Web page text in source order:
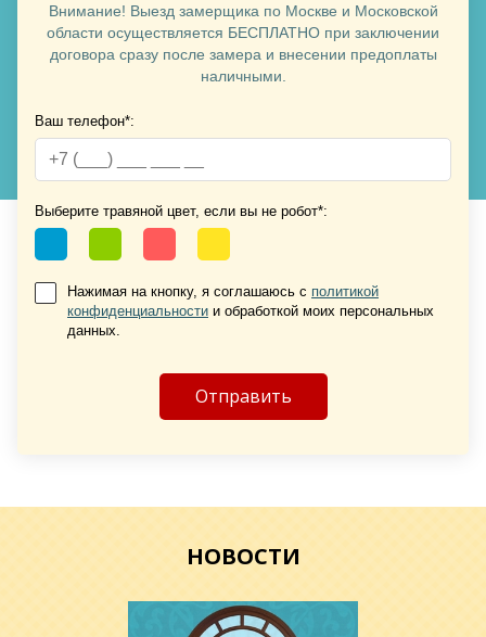
Хочу такую
Хочу такую
Хочу такую
Хочу такую
Внимание! Выезд замерщика по Москве и Московской
области осуществляется БЕСПЛАТНО при заключении
договора сразу после замера и внесении предоплаты
наличными.
Ваш телефон*:
Выберите травяной цвет, если вы не робот*:
Нажимая на кнопку, я соглашаюсь с политикой
конфиденциальности и обработкой моих персональных
данных.
НОВОСТИ